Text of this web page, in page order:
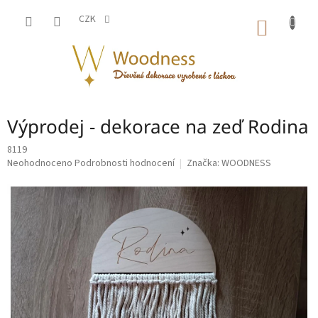
CZK
Výprodej - dekorace na zeď Rodina
8119
Průměrné
produktu
0,0
z
5
hvězdiček.
Neohodnoceno Podrobnosti hodnocení Značka: WOODNESS